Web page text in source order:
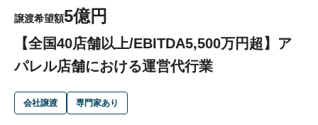
成約事例
M&A専門家の方へ
譲渡希望額5億円
【全国40店舗以上/EBITDA5,500万円超】ア
パレル店舗における運営代行業
会社譲渡 専門家あり